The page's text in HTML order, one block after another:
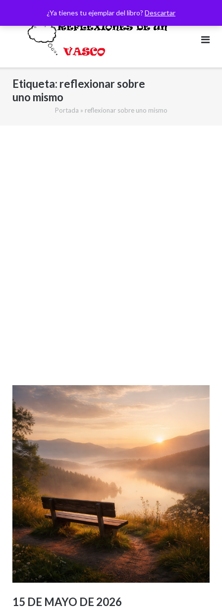
¿Ya tienes tu ejemplar del libro? Descartar
contenido
Etiqueta: reflexionar sobre
uno mismo
Portada » reflexionar sobre uno mismo
15 DE MAYO DE 2026